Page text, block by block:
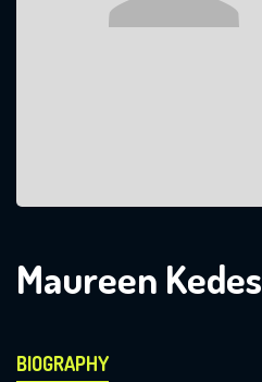
Maureen Kedes
BIOGRAPHY